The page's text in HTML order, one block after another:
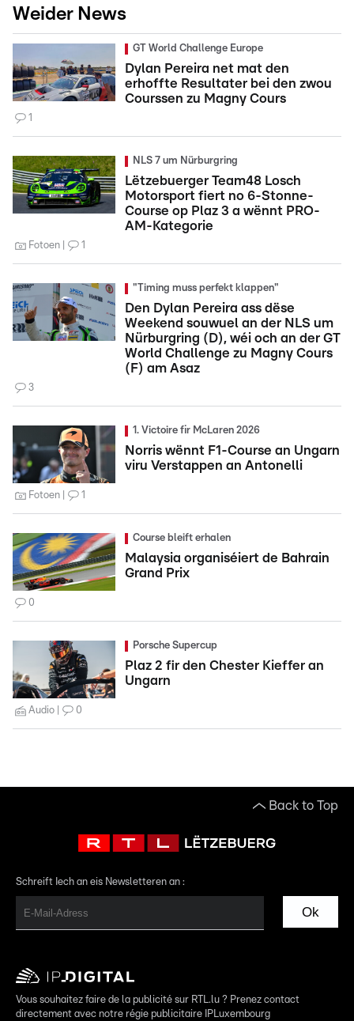
Weider News
GT World Challenge Europe
Dylan Pereira net mat den
erhoffte Resultater bei den zwou
Courssen zu Magny Cours
1
NLS 7 um Nürburgring
Lëtzebuerger Team48 Losch
Motorsport fiert no 6-Stonne-
Course op Plaz 3 a wënnt PRO-
AM-Kategorie
Fotoen 1
"Timing muss perfekt klappen"
Den Dylan Pereira ass dëse
Weekend souwuel an der NLS um
Nürburgring (D), wéi och an der GT
World Challenge zu Magny Cours
(F) am Asaz
3
1. Victoire fir McLaren 2026
Norris wënnt F1-Course an Ungarn
viru Verstappen an Antonelli
Fotoen 1
Course bleift erhalen
Malaysia organiséiert de Bahrain
Grand Prix
0
Porsche Supercup
Plaz 2 fir den Chester Kieffer an
Ungarn
Audio 0
Back to Top
Schreift Iech an eis Newsletteren an :
Ok
Vous souhaitez faire de la publicité sur RTL.lu ? Prenez contact
directement avec notre régie publicitaire IPLuxembourg